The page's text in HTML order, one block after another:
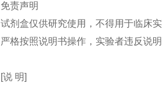
免责声明
试剂盒仅供研究使用，不得用于临床
严格按照说明书操作，实验者违反说
[说 明]